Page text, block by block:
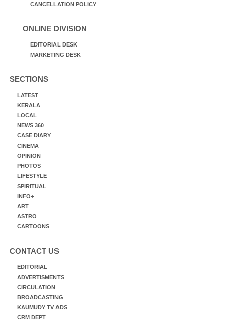
CANCELLATION POLICY
ONLINE DIVISION
EDITORIAL DESK
MARKETING DESK
SECTIONS
LATEST
KERALA
LOCAL
NEWS 360
CASE DIARY
CINEMA
OPINION
PHOTOS
LIFESTYLE
SPIRITUAL
INFO+
ART
ASTRO
CARTOONS
CONTACT US
EDITORIAL
ADVERTISMENTS
CIRCULATION
BROADCASTING
KAUMUDY TV ADS
CRM DEPT